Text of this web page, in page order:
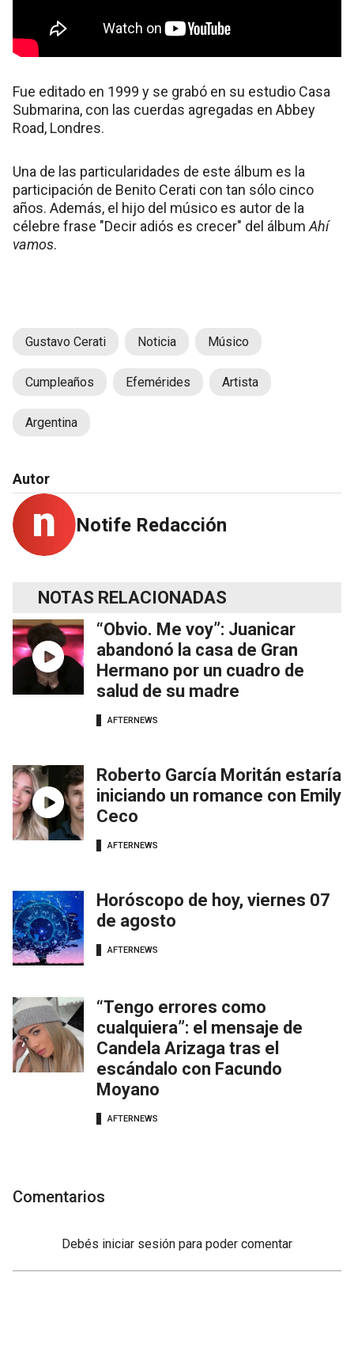
Fue editado en 1999 y se grabó en su estudio Casa
Submarina, con las cuerdas agregadas en Abbey
Road, Londres.
Una de las particularidades de este álbum es la
participación de Benito Cerati con tan sólo cinco
años. Además, el hijo del músico es autor de la
célebre frase "Decir adiós es crecer" del álbum Ahí
vamos.
Gustavo Cerati Noticia Músico
Cumpleaños Efemérides Artista
Argentina
Autor
Notife Redacción
NOTAS RELACIONADAS
“Obvio. Me voy”: Juanicar
abandonó la casa de Gran
Hermano por un cuadro de
salud de su madre
AFTERNEWS
Roberto García Moritán estaría
iniciando un romance con Emily
Ceco
AFTERNEWS
Horóscopo de hoy, viernes 07
de agosto
AFTERNEWS
“Tengo errores como
cualquiera”: el mensaje de
Candela Arizaga tras el
escándalo con Facundo
Moyano
AFTERNEWS
Comentarios
Debés iniciar sesión para poder comentar